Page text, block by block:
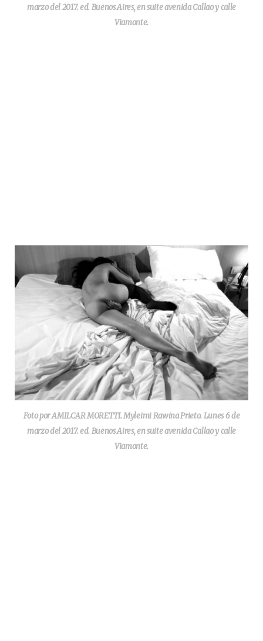
marzo del 2017. ed. Buenos Aires, en suite avenida Callao y calle
Viamonte.
Foto por AMILCAR MORETTI. Myleimi Rawina Prieto. Lunes 6 de
marzo del 2017. ed. Buenos Aires, en suite avenida Callao y calle
Viamonte.